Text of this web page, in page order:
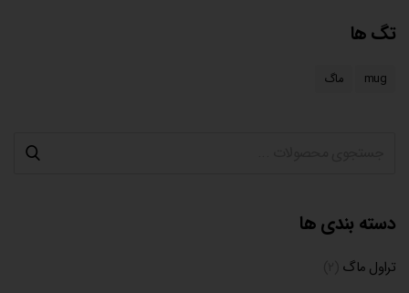
تگ ها
mug ماگ
دسته بندی ها
تراول ماگ